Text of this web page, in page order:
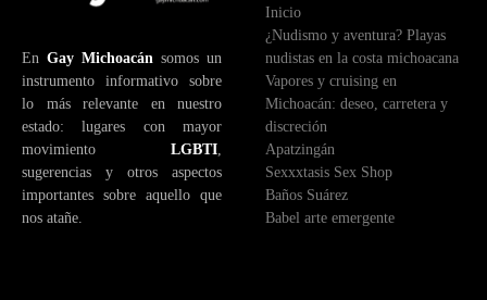
t
r
ó
n
i
c
o
En Gay Michoacán somos un
instrumento informativo sobre
lo más relevante en nuestro
estado: lugares con mayor
movimiento LGBTI
sugerencias y otros aspectos
importantes sobre aquello que
nos atañe.
Inicio
¿Nudismo y aventura? Playas
nudistas en la costa michoacana
Vapores y cruising en
Michoacán: deseo, carretera y
discreción
Apatzingán
Sexxxtasis Sex Shop
Baños Suárez
Babel arte emergente